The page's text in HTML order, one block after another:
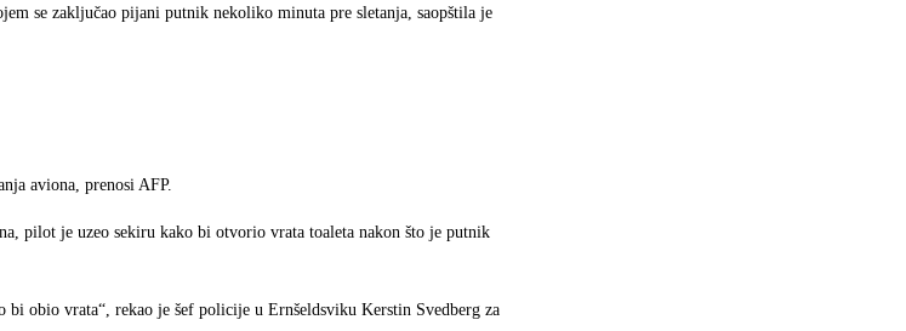
se zaključao pijani putnik nekoliko minuta pre sletanja, saopštila je
aviona, prenosi AFP.
pilot je uzeo sekiru kako bi otvorio vrata toaleta nakon što je putnik
obio vrata“, rekao je šef policije u Ernšeldsviku Kerstin Svedberg za